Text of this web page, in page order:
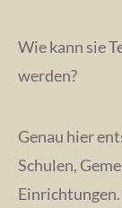
Wie kann sie
werden?
Genau hier
Schulen,
Einrichtungen.